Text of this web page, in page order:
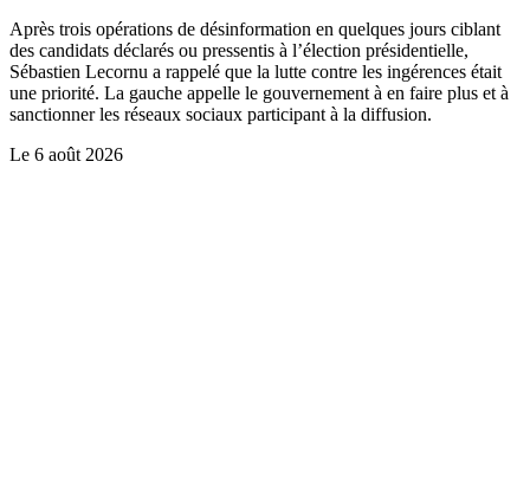
Après trois opérations de désinformation en quelques jours ciblant
des candidats déclarés ou pressentis à l’élection présidentielle,
Sébastien Lecornu a rappelé que la lutte contre les ingérences était
une priorité. La gauche appelle le gouvernement à en faire plus et à
sanctionner les réseaux sociaux participant à la diffusion.
Le 6 août 2026